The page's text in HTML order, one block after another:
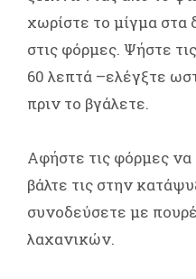
χωρίστε το μίγμα στα
στις φόρμες. Ψήστε
60 λεπτά –ελέγξτε
πριν το βγάλετε.
Αφήστε τις φόρμες
βάλτε τις στην
συνοδεύσετε με
λαχανικών.